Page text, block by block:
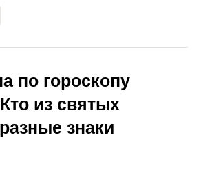
по гороскопу
из святых
знаки